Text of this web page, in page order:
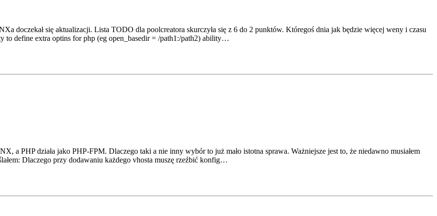
doczekał się aktualizacji. Lista TODO dla poolcreatora skurczyła się z 6 do 2 punktów. Któregoś dnia jak będzie więcej weny i czasu
to define extra optins for php (eg open_basedir = /path1:/path2) ability…
a PHP działa jako PHP-FPM. Dlaczego taki a nie inny wybór to już mało istotna sprawa. Ważniejsze jest to, że niedawno musiałem
Dlaczego przy dodawaniu każdego vhosta muszę rzeźbić konfig…